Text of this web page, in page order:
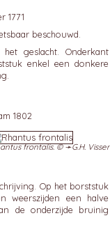
1771
beschouwd.
geslacht. Onderkant
enkel een donkere
1802
frontalis. © ➛G.H. Visser
Op het borststuk
weerszijden een halve
de onderzijde bruinig